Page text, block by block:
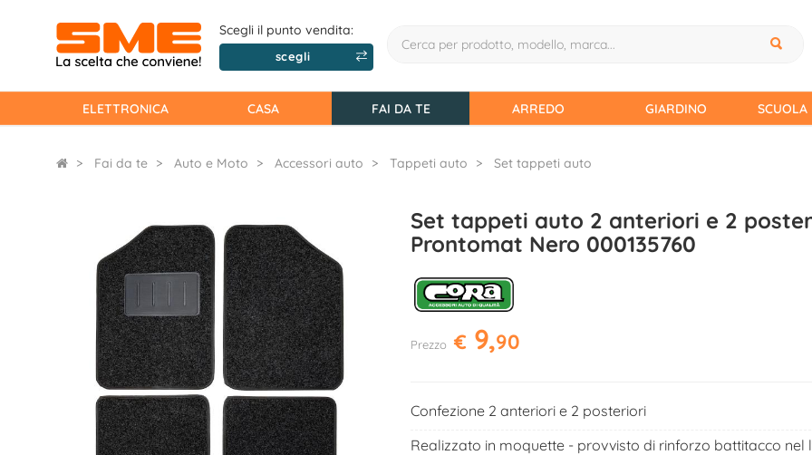
Scegli il punto vendita:
scegli
ELETTRONICA CASA FAI DA TE ARREDO GIARDINO SCUOLA
Fai da te Auto e Moto Accessori auto Tappeti auto Set tappeti auto
Set tappeti auto 2 anteriori e 2
Prontomat Nero 000135760
Prezzo € 9,90
Confezione 2 anteriori e 2 posteriori
Realizzato in moquette - provvisto di rinforzo battitacco nel